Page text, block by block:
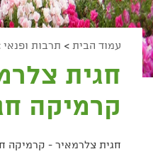
הצהרת נגישות
עמוד הבית > תרבות ופנאי
חגית
קרמיקה
חגית צלרמאיר - קרמיקה